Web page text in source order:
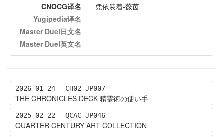
CNOCG译名
凭依装着-薇茵
Yugipedia译名
Master Duel日文名
Master Duel英文名
2026-01-24 CH02-JP007
THE CHRONICLES DECK 精霊術の使い手
2025-02-22 QCAC-JP046
QUARTER CENTURY ART COLLECTION